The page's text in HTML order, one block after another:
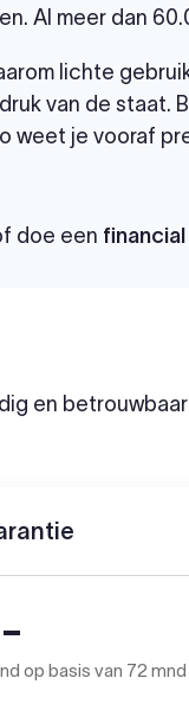
Al meer dan
lichte
van de staat.
weet je vooraf
doe een
en
op basis van 72 mnd